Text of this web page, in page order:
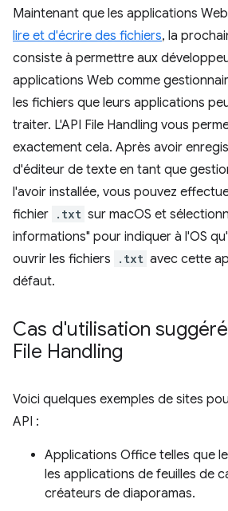
Maintenant que les applications
lire et d'écrire des fichiers, la
consiste à permettre aux
applications Web comme
les fichiers que leurs applications
traiter. L'API File Handling vous
exactement cela. Après avoir
d'éditeur de texte en tant que
l'avoir installée, vous pouvez
fichier .txt sur macOS et
informations" pour indiquer à l'OS
ouvrir les fichiers
.txt avec cette
défaut.
Cas d'utilisation
File Handling
Voici quelques exemples de sites
API :
Applications Office telles que
les applications de feuilles de
créateurs de diaporamas.